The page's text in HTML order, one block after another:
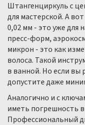
Штангенциркуль с
для мастерской. А
0,02 мм - это уже для
пресс-форм,
микрон - это как
волоса. Такой
в ванной. Но если вы
допустите даже
Аналогично и с
иметь погрешность в
Профессиональный